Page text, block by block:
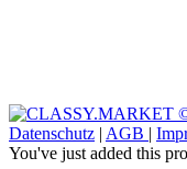
Datenschutz | AGB |
You've just added this